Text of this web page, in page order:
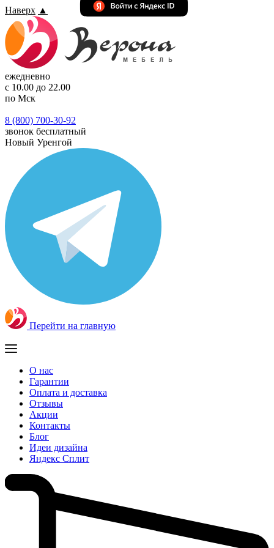
Наверх ▲
ежедневно
с 10.00 до 22.00
по Мск
8 (800) 700-30-92
звонок бесплатный
Новый Уренгой
Перейти на главную
О нас
Гарантии
Оплата и доставка
Отзывы
Акции
Контакты
Блог
Идеи дизайна
Яндекс Сплит